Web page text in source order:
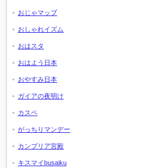
おじゃマップ
おしゃれイズム
おはスタ
おはよう日本
おやすみ日本
ガイアの夜明け
カスペ
がっちりマンデー
カンブリア宮殿
キスマイbusaiku